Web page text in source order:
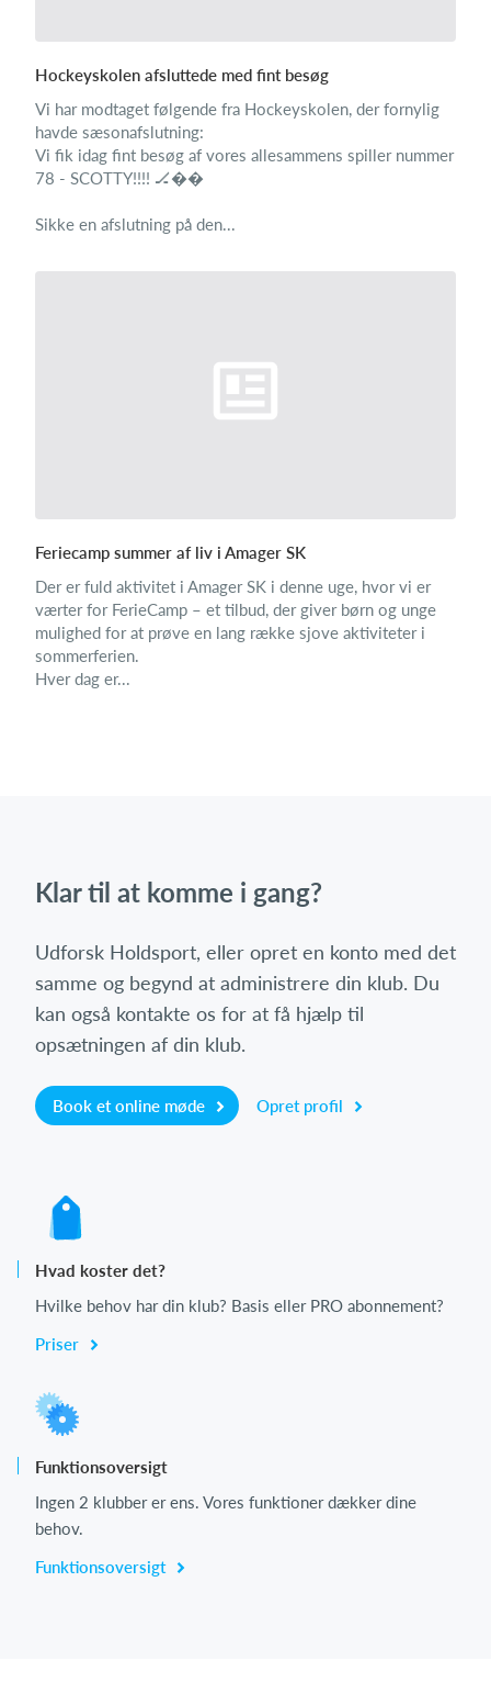
Hockeyskolen afsluttede med fint besøg
Vi har modtaget følgende fra Hockeyskolen, der fornylig
havde sæsonafslutning:
Vi fik idag fint besøg af vores allesammens spiller nummer
78 - SCOTTY!!!! 🏒��
Sikke en afslutning på den...
Feriecamp summer af liv i Amager SK
Der er fuld aktivitet i Amager SK i denne uge, hvor vi er
værter for FerieCamp – et tilbud, der giver børn og unge
mulighed for at prøve en lang række sjove aktiviteter i
sommerferien.
Hver dag er...
Klar til at komme i gang?
Udforsk Holdsport, eller opret en konto med det
samme og begynd at administrere din klub. Du
kan også kontakte os for at få hjælp til
opsætningen af din klub.
Book et online møde Opret profil
Hvad koster det?
Hvilke behov har din klub? Basis eller PRO abonnement?
Priser
Funktionsoversigt
Ingen 2 klubber er ens. Vores funktioner dækker dine
behov.
Funktionsoversigt